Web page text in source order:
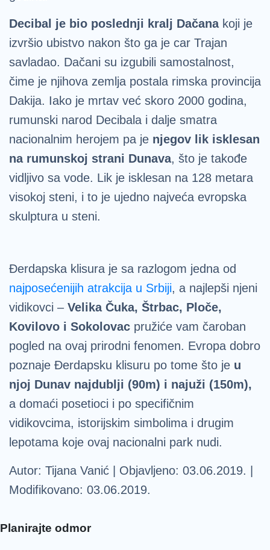
Decibal je bio poslednji kralj Dačanakoji je
izvršio ubistvo nakon što ga je car Trajan
savladao. Dačani su izgubili samostalnost,
čime je njihova zemlja postala rimska provincija
Dakija. Iako je mrtav već skoro 2000 godina,
rumunski narod Decibala i dalje smatra
nacionalnim herojem pa je njegov lik isklesan
na rumunskoj strani Dunava, što je takođe
vidljivo sa vode. Lik je isklesan na 128 metara
visokoj steni, i to je ujedno najveća evropska
skulptura u steni.
Đerdapska klisura je sa razlogom jedna od
najposećenijih atrakcija u Srbiji, a najlepši njeni
vidikovci – Velika Čuka, Štrbac, Ploče,
Kovilovo i Sokolovac pružiće vam čaroban
pogled na ovaj prirodni fenomen. Evropa dobro
poznaje Đerdapsku klisuru po tome što je u
njoj Dunav najdublji (90m) i najuži (150m),
a domaći posetioci i po specifičnim
vidikovcima, istorijskim simbolima i drugim
lepotama koje ovaj nacionalni park nudi.
Autor: Tijana Vanić | Objavljeno: 03.06.2019. |
Modifikovano: 03.06.2019.
Planirajte odmor